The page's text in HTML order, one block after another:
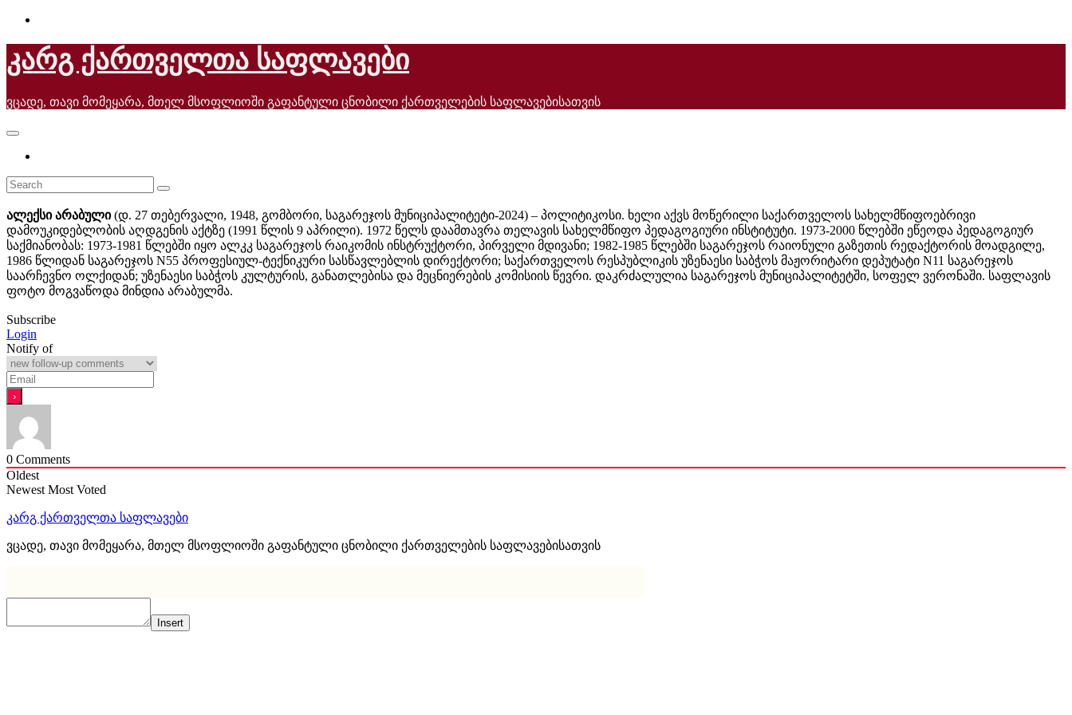
Skip
content
კარგ ქართველთა საფლავები
ვცადე, თავი მომეყარა, მთელ მსოფლიოში გაფანტული ცნობილი ქართველების საფლავებისათვის
ალექსი არაბული(დ. 27 თებერვალი, 1948, გომბორი, საგარეჯოს მუნიციპალიტეტი-2024) – პოლიტიკოსი. ხელი აქვს მოწერილი საქართველოს სახელმწიფოებრივი
დამოუკიდებლობის აღდგენის აქტზე (1991 წლის 9 აპრილი). 1972 წელს დაამთავრა თელავის სახელმწიფო პედაგოგიური ინსტიტუტი. 1973-2000 წლებში ეწეოდა პედაგოგიურ
საქმიანობას: 1973-1981 წლებში იყო ალკკ საგარეჯოს რაიკომის ინსტრუქტორი, პირველი მდივანი; 1982-1985 წლებში საგარეჯოს რაიონული გაზეთის რედაქტორის მოადგილე,
1986 წლიდან საგარეჯოს N55 პროფესიულ-ტექნიკური სასწავლებლის დირექტორი; საქართველოს რესპუბლიკის უზენაესი საბჭოს მაჟორიტარი დეპუტატი N11 საგარეჯოს
საარჩევნო ოლქიდან; უზენაესი საბჭოს კულტურის, განათლებისა და მეცნიერების კომისიის წევრი. დაკრძალულია საგარეჯოს მუნიციპალიტეტში, სოფელ ვერონაში. საფლავის
ფოტო მოგვაწოდა მინდია არაბულმა.
Subscribe
Login
Notify of
0 Comments
Oldest
Newest Most Voted
კარგ ქართველთა საფლავები
ვცადე, თავი მომეყარა, მთელ მსოფლიოში გაფანტული ცნობილი ქართველების საფლავებისათვის
Insert